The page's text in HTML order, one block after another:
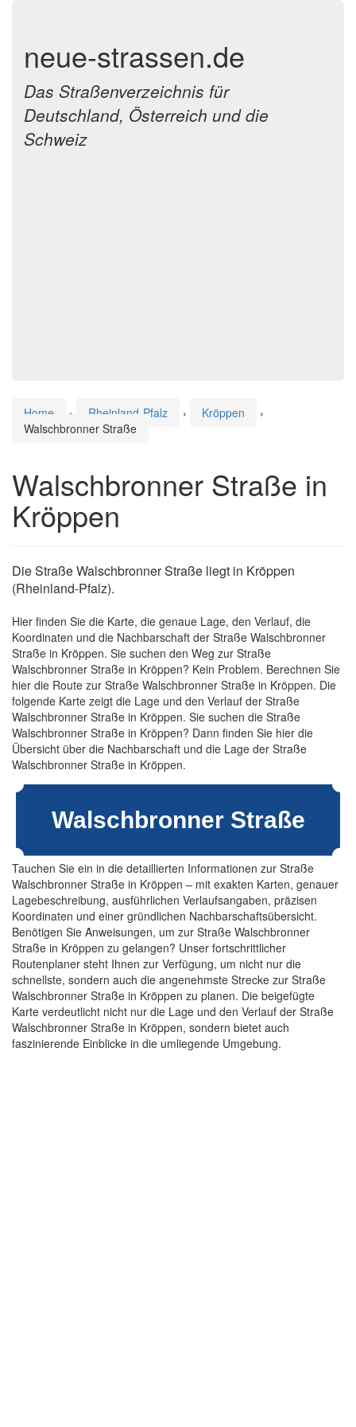
neue-strassen.de
Das Straßenverzeichnis für
Deutschland, Österreich und die
Schweiz
Home › Rheinland-Pfalz › Kröppen
›
Walschbronner Straße
Walschbronner Straße in
Kröppen
Die Straße Walschbronner Straße liegt in Kröppen
(Rheinland-Pfalz).
Hier finden Sie die Karte, die genaue Lage, den Verlauf, die
Koordinaten und die Nachbarschaft der Straße Walschbronner
Straße in Kröppen. Sie suchen den Weg zur Straße
Walschbronner Straße in Kröppen? Kein Problem. Berechnen Sie
hier die Route zur Straße Walschbronner Straße in Kröppen. Die
folgende Karte zeigt die Lage und den Verlauf der Straße
Walschbronner Straße in Kröppen. Sie suchen die Straße
Walschbronner Straße in Kröppen? Dann finden Sie hier die
Übersicht über die Nachbarschaft und die Lage der Straße
Walschbronner Straße in Kröppen.
Tauchen Sie ein in die detaillierten Informationen zur Straße
Walschbronner Straße in Kröppen – mit exakten Karten, genauer
Lagebeschreibung, ausführlichen Verlaufsangaben, präzisen
Koordinaten und einer gründlichen Nachbarschaftsübersicht.
Benötigen Sie Anweisungen, um zur Straße Walschbronner
Straße in Kröppen zu gelangen? Unser fortschrittlicher
Routenplaner steht Ihnen zur Verfügung, um nicht nur die
schnellste, sondern auch die angenehmste Strecke zur Straße
Walschbronner Straße in Kröppen zu planen. Die beigefügte
Karte verdeutlicht nicht nur die Lage und den Verlauf der Straße
Walschbronner Straße in Kröppen, sondern bietet auch
faszinierende Einblicke in die umliegende Umgebung.